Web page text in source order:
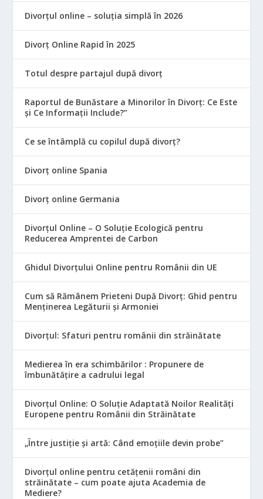
Divorțul online – soluția simplă în 2026
Divorț Online Rapid în 2025
Totul despre partajul după divorț
Raportul de Bunăstare a Minorilor în Divorț: Ce Este
și Ce Informații Include?”
Ce se întâmplă cu copilul după divorț?
Divorț online Spania
Divorț online Germania
Divorțul Online – O Soluție Ecologică pentru
Reducerea Amprentei de Carbon
Ghidul Divorțului Online pentru Românii din UE
Cum să Rămânem Prieteni După Divorț: Ghid pentru
Menținerea Legăturii și Armoniei
Divorțul: Sfaturi pentru românii din străinătate
Medierea în era schimbărilor : Propunere de
îmbunătățire a cadrului legal
Divorțul Online: O Soluție Adaptată Noilor Realități
Europene pentru Românii din Străinătate
„Între justiție și artă: Când emoțiile devin probe”
Divorțul online pentru cetățenii români din
străinătate – cum poate ajuta Academia de
Mediere?